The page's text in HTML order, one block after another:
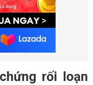
rối loạn